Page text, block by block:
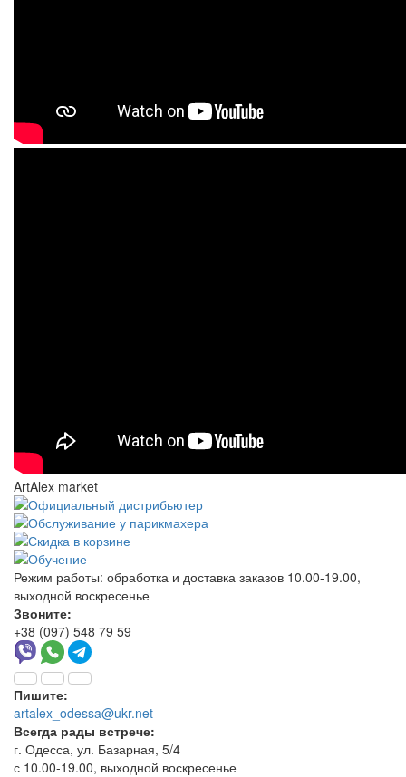
ArtAlex market
Режим работы: обработка и доставка заказов 10.00-19.00,
выходной воскресенье
Звоните:
+38 (097) 548 79 59
Пишите:
artalex_odessa@ukr.net
Всегда рады встрече:
г. Одесса, ул. Базарная, 5/4
с 10.00-19.00, выходной воскресенье